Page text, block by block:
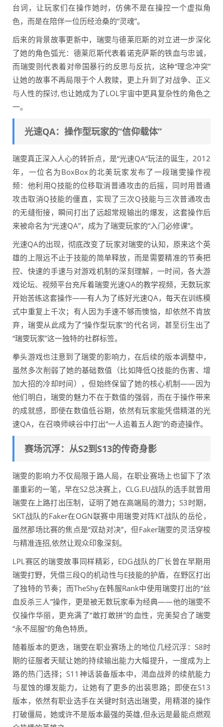
台词，让玩家们在操作她时，仿佛不是在操控一个虚拟角
色，而是在陪伴一位历经沧桑的“灵魂”。
后来的背景故事更新中，瑞雯与德莱厄斯的对立进一步深化
了她的角色弧光：德莱厄斯代表着诺克萨斯的铁血与忠诚，
而瑞雯则代表着对帝国暴行的反思与反抗，这种“理念冲突”
让她的故事不再局限于个人救赎，更上升到了对战争、正义
与人性的探讨,也让她成为了LOL宇宙中更具复杂性的角色之
一。
光速QA：操作型玩家的“信仰载体”
瑞雯真正深入人心的转折点，是“光速QA”玩法的诞生，2012
年，一位名为BoxBox的北美玩家发布了一段瑞雯操作视
频：他利用Q技能的位移取消普通攻击的后摇，同时用普通
攻击取消Q技能的僵直，实现了三次Q技能与三次普通攻击
的无缝衔接，瞬间打出了远超常规输出的爆发，这套操作后
来被命名为“光速QA”，成为了瑞雯玩家的“入门必修课”。
光速QA的出现，彻底改变了玩家对瑞雯的认知，原来这个英
雄的上限远不止于技能的简单释放，而是需要精准的节奏把
控、快速的手速与对游戏机制的深刻理解，一时间，各大游
戏论坛、视频平台充斥着瑞雯光速QA的教学视频，无数玩家
开始苦练这套操作——有人为了练好光速QA，每天在训练模
式中重复上千次；有人因为手速不够而懊恼，却依然不肯放
弃，瑞雯从此成为了“操作型玩家”的代名词，甚至衍生出了
“瑞雯玩家”这一独特的社群标签。
拳头游戏也注意到了瑞雯的影响力，在后续的版本调整中，
虽然多次削弱了她的基础数值（比如降低Q技能的伤害、增
加大招的冷却时间），但始终保留了她的核心机制——因为
他们明白，瑞雯的魅力不在于数值的强弱，而在于操作带来
的成就感，即使在数值低谷期，依然有玩家能凭借精湛的光
速QA，在召唤师峡谷中打出“一人追着五人跑”的奇迹操作。
赛场沉浮：从S2到S13的传奇身影
瑞雯的影响力不仅局限于路人局，在职业赛场上也留下了浓
墨重彩的一笔，早在S2总决赛上，CLG.EU战队的选手就曾用
瑞雯在上路打出压制，证明了她在高端局的潜力；S3时期，
SKT战队的Faker在OGN联赛中用瑞雯对阵KT战队的岳伦，
虽然那场比赛的焦点是“双劫对决”，但Faker瑞雯的灵活穿梭
与精准连招,依然让观众印象深刻。
LPL赛区的瑞雯故事同样精彩，EDG战队的厂长曾在早期用
瑞雯打野，凭借三段Q的机动性与E技能的护盾，在野区打出
了独特的节奏；而TheShy在韩服Rank中使用瑞雯打出的“丝
血反杀三人”操作，更是被无数玩家奉为经典——他的瑞雯不
仅操作华丽，更充满了“敢打敢拼”的血性，完美契合了瑞雯
“永不屈服”的角色特质。
随着版本的更迭，瑞雯在职业赛场上的地位几经沉浮：S8时
期的征服者天赋让她的持续输出能力大幅提升，一度成为上
路的热门选择；S11神话装备版本中，渴血战斧的续航能力
与星蚀的爆发能力，让她有了更多的出装思路；即使在S13
版本，依然有职业选手在关键时刻选出瑞雯，用精湛的操作
打破僵局，她或许不是版本最强的英雄,但永远是最能点燃观